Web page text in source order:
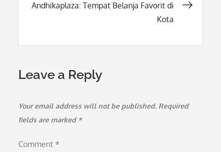
Andhikaplaza: Tempat Belanja Favorit di
Kota
Leave a Reply
Your email address will not be published. Required
fields are marked *
Comment *